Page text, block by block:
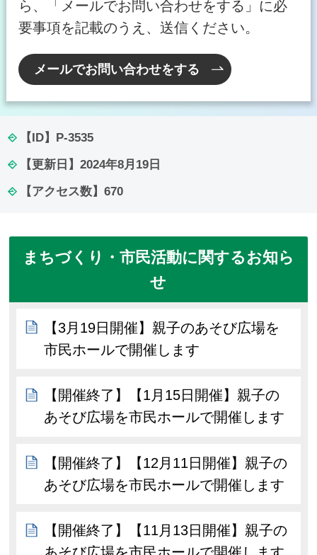
ら、「メールでお問い合わせをする」に必
要事項を記載のうえ、送信ください。
メールでお問い合わせをする
【ID】 P-3535
【更新日】 2024年8月19日
【アクセス数】 670
まちづくり・市民活動に関するお知ら
せ
【3月19日開催】親子のあそび広場を
市民ホールで開催します
【開催終了】【1月15日開催】親子の
あそび広場を市民ホールで開催します
【開催終了】【12月11日開催】親子の
あそび広場を市民ホールで開催します
【開催終了】【11月13日開催】親子の